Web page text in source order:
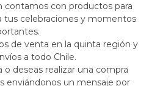
contamos con productos para
tus celebraciones y momentos
de venta en la quinta región y
a todo Chile.
deseas realizar una compra
enviándonos un mensaje por